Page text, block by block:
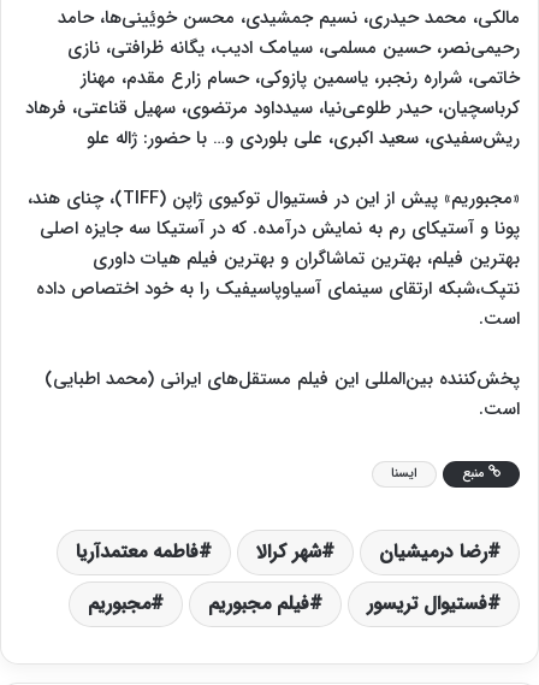
مالکی، محمد حیدری، نسیم جمشیدی، محسن خویٔینی‌ها، حامد
رحیمی‌نصر، حسین مسلمی، سیامک ادیب، یگانه ظرافتی، نازی
خاتمی، شراره رنجبر، یاسمین پازوکی، حسام زارع مقدم، مهناز
کرباسچیان، حیدر طلوعی‌نیا، سیدداود مرتضوی، سهیل قناعتی، فرهاد
ریش‌سفیدی، سعید اکبری، علی بلوردی و… با حضور: ژاله علو
«مجبوریم» پیش از این در فستیوال توکیوی ژاپن (TIFF)، چنای هند،
پونا و آستیکای رم به نمایش درآمده. که در آستیکا سه جایزه اصلی
بهترین فیلم، بهترین تماشاگران و بهترین فیلم هیات داوری
نتپک،شبکه ارتقای سینمای آسیاوپاسیفیک را به خود اختصاص داده
است.
پخش‌کننده بین‌المللی این فیلم مستقل‌های ایرانی (محمد اطبایی)
است.
منبع ایسنا
رضا درمیشیان شهر کرالا
فاطمه معتمدآریا
فستیوال تریسور
فیلم مجبوریم مجبوریم